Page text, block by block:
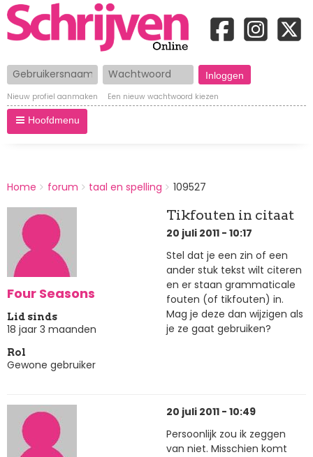
Gebruikersnaam Wachtwoord
Nieuw profiel aanmaken Een nieuw wachtwoord kiezen
Hoofdmenu
BREADCRUMBS
You
here:
Home forum taal en spelling 109527
Four Seasons
Lid sinds
18 jaar 3 maanden
Rol
Gewone gebruiker
Tikfouten in citaat
20 juli 2011 - 10:17
Stel dat je een zin of een
ander stuk tekst wilt citeren
en er staan grammaticale
fouten (of tikfouten) in.
Mag je deze dan wijzigen als
je ze gaat gebruiken?
20 juli 2011 - 10:49
Persoonlijk zou ik zeggen
van niet. Misschien komt